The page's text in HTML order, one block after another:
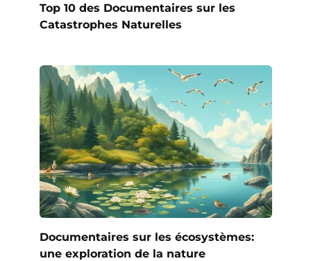
Top 10 des Documentaires sur les
Catastrophes Naturelles
Documentaires sur les écosystèmes:
une exploration de la nature